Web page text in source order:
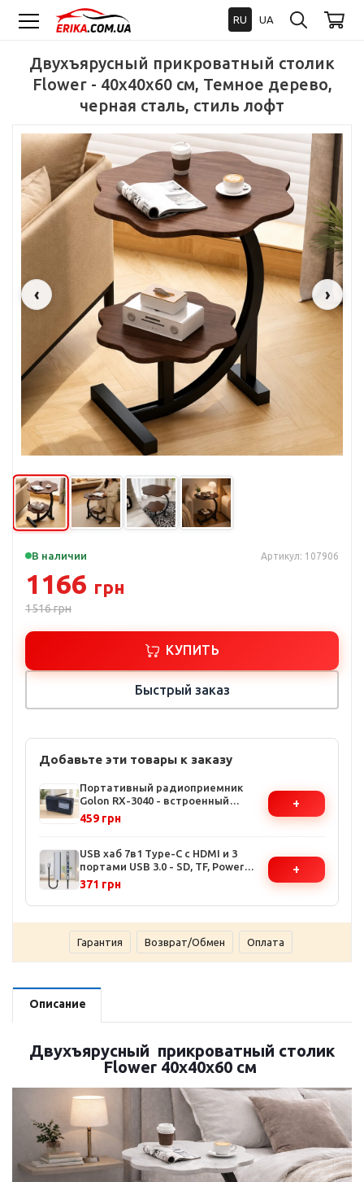
RU UA
Двухъярусный прикроватный столик
Flower - 40x40x60 см, Темное дерево,
черная сталь, стиль лофт
‹ ›
В наличии Артикул: 107906
1166 грн
1516грн
КУПИТЬ
Быстрый заказ
Добавьте эти товары к заказу
Портативный радиоприемник
Golon RX-3040 - встроенный
аккумулятор, поддержка
FM/AM/SW, аналоговая настройка,
459 грн
+
USB хаб 7в1 Type-C с HDMI и 3
портами USB 3.0 - SD, TF, Power
Delivery, алюминиевый корпус
371 грн
+
Гарантия Возврат/Обмен Оплата
Описание
Двухъярусный прикроватный столик
Flower 40х40х60 см